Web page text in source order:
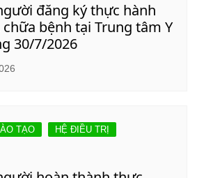
đăng ký thực hành
bệnh tại Trung tâm Y
30/7/2026
TẠO
HỆ ĐIỀU TRỊ